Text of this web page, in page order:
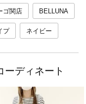
ゴ関店 BELLUNA
プ ネイビー
ーディネート